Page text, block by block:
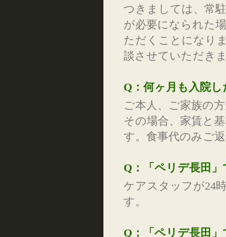
つきましては、常
が必要になられた
ただくことになり
談させていただき
Q：何ヶ月も入院
ご本人、ご家族の
その場合、家賃と
す。食事代のみご
Q：「ペリデ長田
ケアスタッフが24
す。
Q：「ペリデ長田